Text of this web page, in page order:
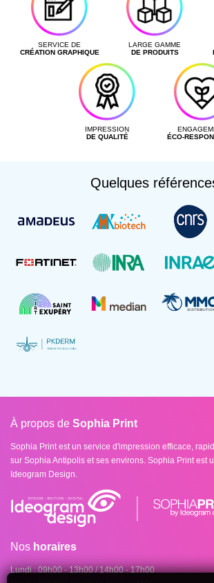
SERVICE DE
CRÉATION GRAPHIQUE
LARGE GAMME
DE PRODUITS
IMPRESSION
DE QUALITÉ
ÉCO-
Quelques
À propos de Sophia Print
Sophia Print est un service d'impression efficace,
sur Sophia Antipolis et ses environs. Sophia Print est
Ideogram Design.
Nos horaires
Lundi : 09h00 - 13h00 / 14h00 - 17h00